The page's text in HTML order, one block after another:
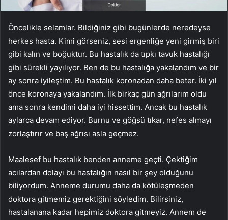
Öncelikle selamlar. Bildiğiniz gibi bugünlerde neredeyse
herkes hasta. Kimi görseniz, sesi ergenliğe yeni girmiş biri
gibi kalın ve boğuktur. Bu hastalık da tıpkı tavuk hastalığı
gibi sürekli yayılıyor. Ben de bu hastalığa yakalandım ve bir
ay sonra iyileştim. Bu hastalık koronadan daha beter. İki yıl
önce koronaya yakalandım. İlk birkaç gün ağrılarım oldu
ama sonra kendimi daha iyi hissettim. Ancak bu hastalık
aylarca devam ediyor. Burnu ve göğsü tıkar, nefes almayı
zorlaştırır ve baş ağrısı asla geçmez.
Maalesef bu hastalık benden anneme geçti. Çektiğim
acılardan dolayı bu hastalığın nasıl bir şey olduğunu
biliyordum. Anneme durumu daha da kötüleşmeden
doktora gitmemiz gerektiğini söyledim. Bilirsiniz,
hastalanana kadar hepimiz doktora gitmeyiz. Annem de